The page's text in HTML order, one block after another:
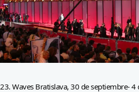
23. Waves Bratislava, 30 de septiembre- 4